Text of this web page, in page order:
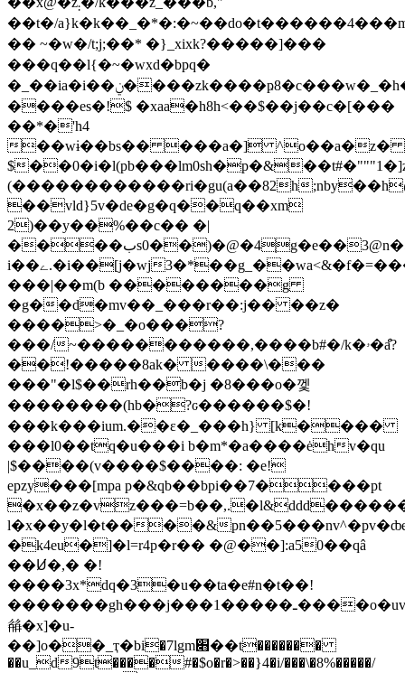
��t�/
�� ~�w�/t;j;��* �}_xixk ?�����]���
���q��l{�~�wxd�bpq�
�_ ��ia�i��ݧ����zk����ҏ8�c���w�_�h�.�t�"pb�zlf�
����es�!$ �xaa�h8h<��$��ј��c�[���
��*�'h4
��wɨ��bs�� ���a�] ^o��a�z�
$
(������������ri�gu(a��82h
��vld}5v�de�g�q��q��xm
2)��y��%��c�� �|
����بs0��)�@�4֤g�e��3@n�5�w#&���4�~�����=h���9p���a��a��,8b�
i��ے.�i��[j�wj3�*��g_��wa<&�
���|��m(b ��������g
�g��d�mv��_���r��:j�� ��z�
����˃�_�o���?
���/~�����������,����b#�/k�ۥ�ްa?
��!�����8ak� ����\���
���"�l$��rh��b�j �8���o�껯
��������(hb�?ԍ������$�!
���k���ium.��ε�_���һ} [k����
���l0��tq�u���i b�m*�a����ėhv�qu
|$����(v����$����: �e!
epzy���[mpa p�&qb��bpi��7����pt
l�x��y�l�t����&
�k4eu�]�l=r4p�r�� �@��]:a50��qâ
��Ꞹ�,� �!
����3x*dq�3�u��ta�е#n�t��!
�������gh���j���1�����ـ����o�uv�t��������8u���
𗺯�x]�u-
��]o��_ҭ�bi�7lgm׋��t�������
��u_d9t����#�$o�r�>��}4�i/���\�8%�����/